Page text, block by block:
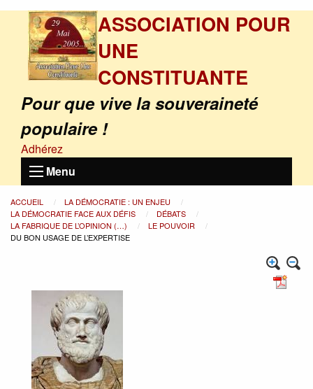
ASSOCIATION POUR
UNE
CONSTITUANTE
Pour que vive la souveraineté
populaire !
Adhérez
Menu
ACCUEIL
LA DÉMOCRATIE : UN ENJEU
LA DÉMOCRATIE FACE AUX DÉFIS
DÉBATS
LA FABRIQUE DE L’OPINION (…)
LE POUVOIR
DU BON USAGE DE L’EXPERTISE